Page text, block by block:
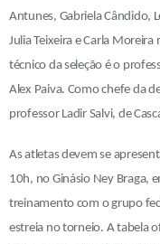
Antunes, Gabriela Cândido,
Julia Teixeira e Carla Moreira
técnico da seleção é o
Alex Paiva. Como chefe da
professor Ladir Salvi, de
As atletas devem se
10h, no Ginásio Ney Braga,
treinamento com o grupo
estreia no torneio. A tabela